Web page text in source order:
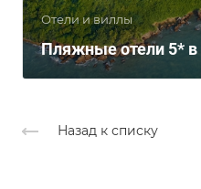
Отели и виллы
Пляжные отели 5* в
Назад к списку